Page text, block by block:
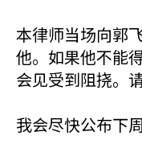
本律师当场向郭
他。如果他不能
会见受到阻挠。
我会尽快公布下